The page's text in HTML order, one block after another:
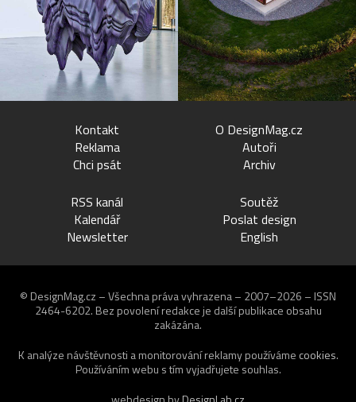
Kontakt
Reklama
Chci psát
O DesignMag.cz
Autoři
Archiv
RSS kanál
Kalendář
Newsletter
Soutěž
Poslat design
English
© DesignMag.cz – Všechna práva vyhrazena – 2007–2026 – ISSN
2464-6202. Bez povolení redakce je další publikace obsahu
zakázána.
K analýze návštěvnosti a monitorování reklamy používáme cookies.
Používáním webu s tím vyjadřujete souhlas.